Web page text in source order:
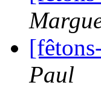
Paul